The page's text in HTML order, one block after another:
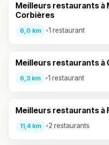
Meilleurs restaurants à
Corbières
6,0 km •1 restaurant
Meilleurs restaurants à
6,3 km •1 restaurant
Meilleurs restaurants à
11,4 km •2 restaurants